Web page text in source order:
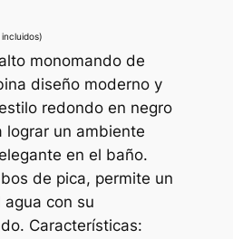
monomando de
diseño moderno y
redondo en negro
lograr un ambiente
en el baño.
de pica, permite un
con su
Características: